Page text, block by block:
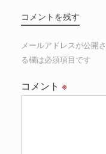
コメントを残す
メールアドレスが公開
る欄は必須項目です
コメント ※